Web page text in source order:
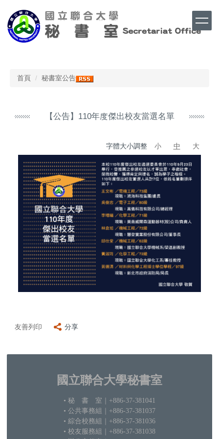
到
主
要
首頁 秘書室公告
【公告】110年度傑出校友當選名單
字體大小調整 小 中 大
友善列印 分享
國立聯合大學秘書室
• 秘 書 室 ｜+886-37-381041
• 公共事務組｜+886-37-381037
• 綜合校務組｜+886-37-381036
• 校友服務組｜+886-37-381038